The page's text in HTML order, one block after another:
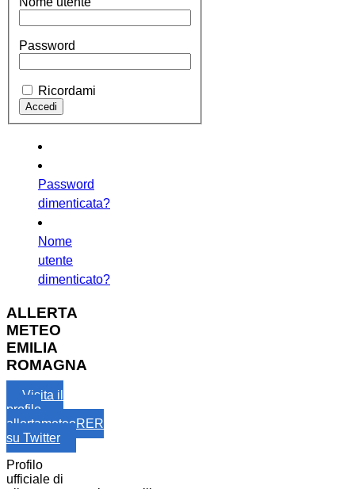
Password
Ricordami
Password
dimenticata?
Nome
utente
dimenticato?
ALLERTA
METEO
EMILIA
ROMAGNA
Visita il
profilo
allertameteoRER
su Twitter
Profilo
ufficiale di